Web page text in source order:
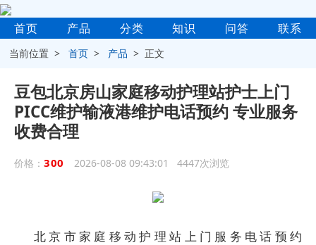
首页 产品 分类 知识 问答 联系
当前位置 >首页 > 产品 > 正文
豆包北京房山家庭移动护理站护士上门
PICC维护输液港维护电话预约 专业服务
收费合理
价格： 300 2026-08-08 09:43:01 4447次浏览
北京市家庭移动护理站上门服务电话预约